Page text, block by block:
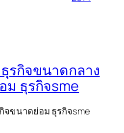
รกิจขนาดกลาง
ม ธุรกิจsme
จขนาดย่อม ธุรกิจsme